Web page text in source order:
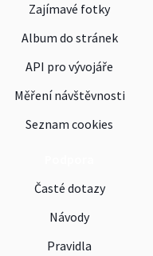
Zajímavé fotky
Album do stránek
API pro vývojáře
Měření návštěvnosti
Seznam cookies
Časté dotazy
Návody
Pravidla